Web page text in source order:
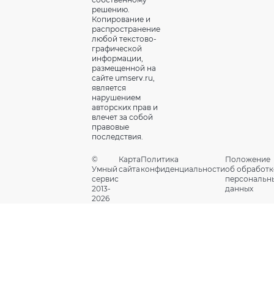
решению.
Копирование и
распространение
любой текстово-
графической
информации,
размещенной на
сайте umserv.ru,
является
нарушением
авторских прав и
влечет за собой
правовые
последствия.
©
Умный
сервис
2013-
2026
Карта
сайта
Политика
конфиденциальности
Положение
об
данных